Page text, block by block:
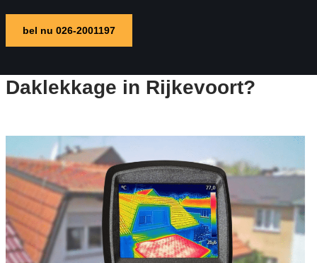
bel nu 026-2001197
Daklekkage in Rijkevoort?